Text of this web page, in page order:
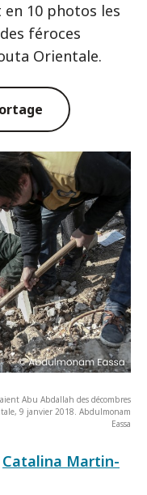
10 photos les
féroces
Orientale.
Abu Abdallah des décombres
9 janvier 2018. Abdulmonam
Eassa
Catalina Martin-